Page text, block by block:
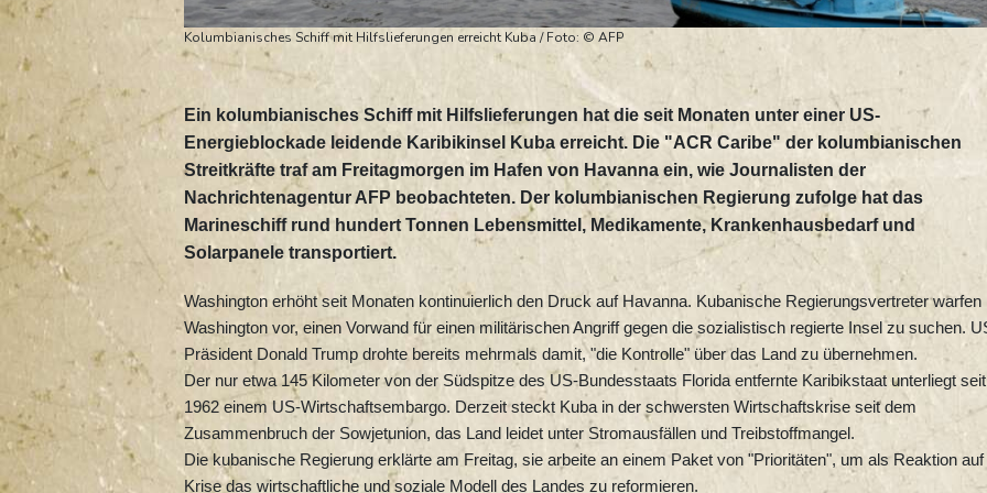
Kolumbianisches Schiff mit Hilfslieferungen erreicht Kuba / Foto: © AFP
Ein kolumbianisches Schiff mit Hilfslieferungen hat die seit Monaten unter einer US-
Energieblockade leidende Karibikinsel Kuba erreicht. Die "ACR Caribe" der kolumbianischen
Streitkräfte traf am Freitagmorgen im Hafen von Havanna ein, wie Journalisten der
Nachrichtenagentur AFP beobachteten. Der kolumbianischen Regierung zufolge hat das
Marineschiff rund hundert Tonnen Lebensmittel, Medikamente, Krankenhausbedarf und
Solarpanele transportiert.
Washington erhöht seit Monaten kontinuierlich den Druck auf Havanna. Kubanische Regierungsvertreter warfen
Washington vor, einen Vorwand für einen militärischen Angriff gegen die sozialistisch regierte Insel zu suchen.
Präsident Donald Trump drohte bereits mehrmals damit, "die Kontrolle" über das Land zu übernehmen.
Der nur etwa 145 Kilometer von der Südspitze des US-Bundesstaats Florida entfernte Karibikstaat unterliegt seit
1962 einem US-Wirtschaftsembargo. Derzeit steckt Kuba in der schwersten Wirtschaftskrise seit dem
Zusammenbruch der Sowjetunion, das Land leidet unter Stromausfällen und Treibstoffmangel.
Die kubanische Regierung erklärte am Freitag, sie arbeite an einem Paket von "Prioritäten", um als Reaktion auf
Krise das wirtschaftliche und soziale Modell des Landes zu reformieren.